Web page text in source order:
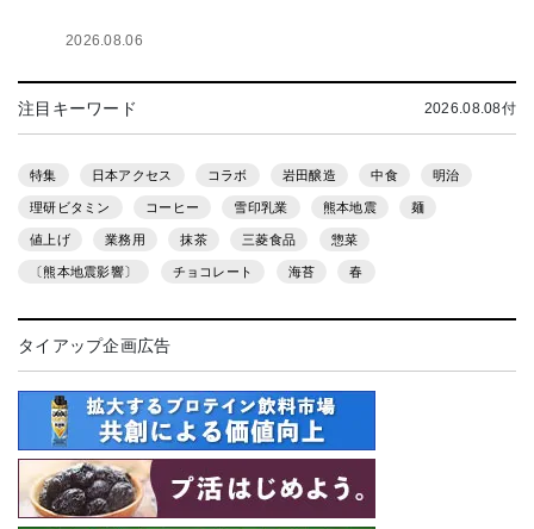
2026.08.06
注目キーワード 2026.08.08付
特集 日本アクセス コラボ 岩田醸造 中食 明治
理研ビタミン コーヒー 雪印乳業 熊本地震 麺
値上げ 業務用 抹茶 三菱食品 惣菜
〔熊本地震影響〕 チョコレート 海苔 春
タイアップ企画広告